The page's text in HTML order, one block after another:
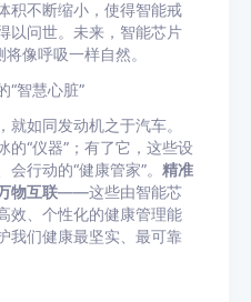
积不断缩小，使得智能戒
以问世。未来，智能芯片
像呼吸一样自然。
“智慧心脏”
就如同发动机之于汽车。
的“仪器”；有了它，这些设
行动的“健康管家”。 精准
物互联——这些由智能芯
效、个性化的健康管理能
我们健康最坚实、最可靠